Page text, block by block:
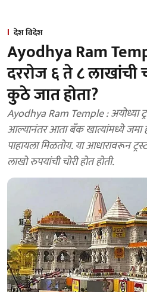
देश विदेश
Ayodhya Ram
दररोज ६ ते ८ लाखांची
कुठे जात होता?
Ayodhya Ram Temple : अयोध्या ट्रस्टमध्ये चोरीचं प्रकरण समोर
आल्यानंतर आता बँक खात्यांमध्ये जमा
पाहायला मिळतोय. या आधारावरून
लाखो रुपयांची चोरी होत होती.